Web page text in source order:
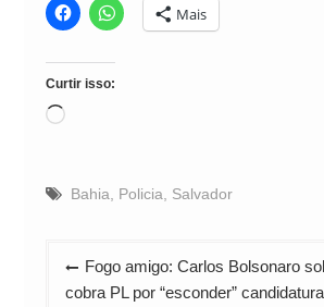
Mais
Curtir isso:
Carregando...
Bahia Policia Salvador
Navegação
de
Fogo amigo: Carlos Bolsonaro
cobra PL por “esconder”